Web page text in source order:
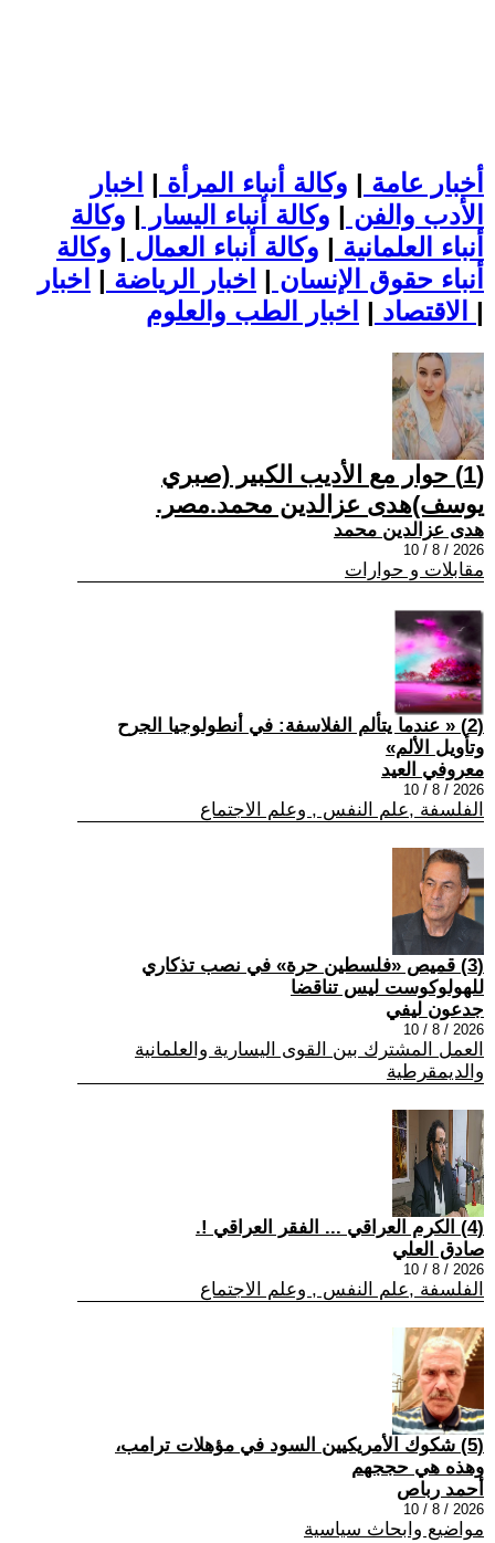
أخبار عامة | وكالة أنباء المرأة | اخبار
الأدب والفن | وكالة أنباء اليسار | وكالة
أنباء العلمانية | وكالة أنباء العمال | وكالة
أنباء حقوق الإنسان | اخبار الرياضة | اخبار
الاقتصاد | |
(1) حوار مع الأديب الكبير (صبري
يوسف)هدى عزالدين محمد.مصر.
هدى عزالدين محمد
2026 / 8 / 10
مقابلات و حوارات
(2) « عندما يتألم الفلاسفة: في أنطولوجيا الجرح
وتأويل الألم»
معروفي العيد
2026 / 8 / 10
الفلسفة ,علم النفس , وعلم الاجتماع
(3) قميص «فلسطين حرة» في نصب تذكاري
للهولوكوست ليس تناقضا
جدعون ليفي
2026 / 8 / 10
العمل المشترك بين القوى اليسارية والعلمانية
والديمقرطية
(4) الكرم العراقي ... الفقر العراقي !.
صادق العلي
2026 / 8 / 10
الفلسفة ,علم النفس , وعلم الاجتماع
(5) شكوك الأمريكيين السود في مؤهلات ترامب،
وهذه هي حججهم
أحمد رباص
2026 / 8 / 10
مواضيع وابحاث سياسية